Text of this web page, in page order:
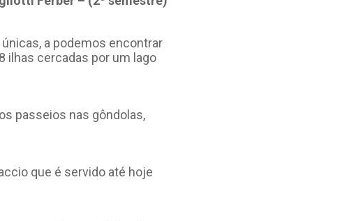
a podemos encontrar
ilhas cercadas por um lago
passeios nas gôndolas,
que é servido até hoje